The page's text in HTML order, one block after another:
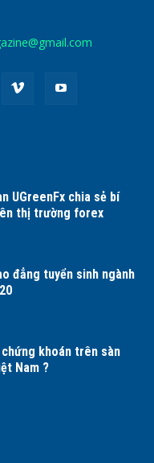
UGreenFx chia sẻ bí
thị trường forex
đẳng tuyển sinh ngành
khoán trên sàn
Nam ?